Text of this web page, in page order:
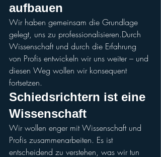
aufbauen
Wir haben gemeinsam die Grundlage
gelegt, uns zu professionalisieren.Durch
Wissenschaft und durch die Erfahrung
von Profis entwickeln wir uns weiter – und
diesen Weg wollen wir konsequent
fortsetzen.
Schiedsrichtern ist eine
Wissenschaft
Wir wollen enger mit Wissenschaft und
Profis zusammenarbeiten. Es ist
entscheidend zu verstehen, was wir tun